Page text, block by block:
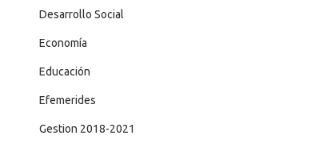
Desarrollo Social
Economía
Educación
Efemerides
Gestion 2018-2021